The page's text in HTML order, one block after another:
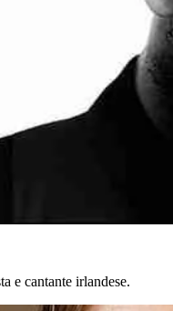
e cantante irlandese.